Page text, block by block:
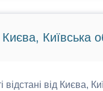
Київська
відстані від Києва,